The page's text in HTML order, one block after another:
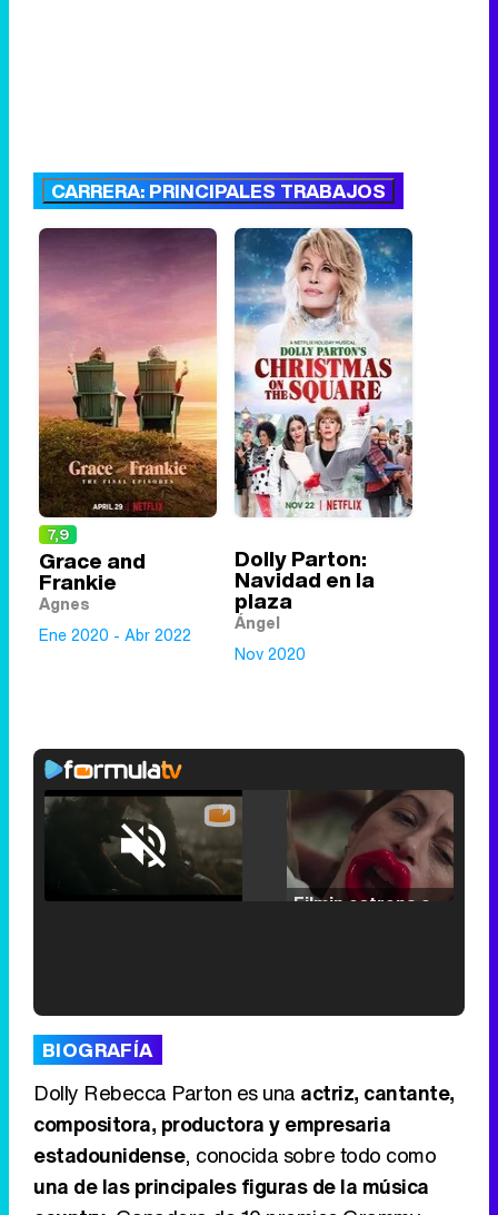
CARRERA: PRINCIPALES TRABAJOS
7,9
Grace and
Frankie
Agnes
Ene 2020 - Abr 2022
Dolly Parton:
Navidad en la
plaza
Ángel
Nov 2020
Unmute /
Loaded :
Tráiler de '33 días', la nueva serie de Atresplayer con Julián Villagrán y José Manuel Poga
BIOGRAFÍA
Dolly Rebecca Parton es una actriz, cantante,
compositora, productora y empresaria
estadounidense, conocida sobre todo como
una de las principales figuras de la música